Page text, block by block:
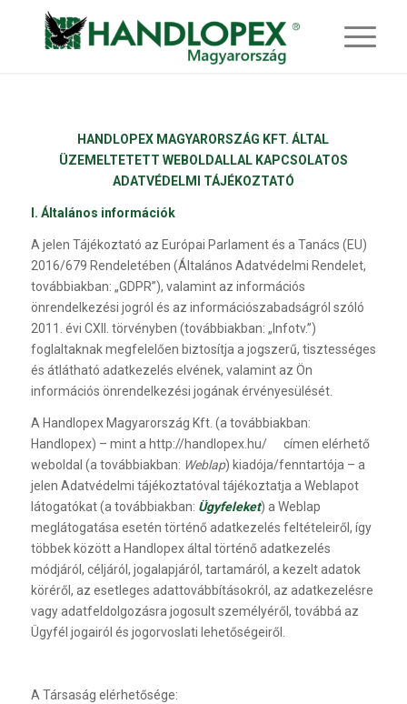
HANDLOPEX MAGYARORSZÁG KFT. ÁLTAL
ÜZEMELTETETT WEBOLDALLAL KAPCSOLATOS
ADATVÉDELMI TÁJÉKOZTATÓ
I. Általános információk
A jelen Tájékoztató az Európai Parlament és a Tanács (EU)
2016/679 Rendeletében (Általános Adatvédelmi Rendelet,
továbbiakban: „GDPR”), valamint az információs
önrendelkezési jogról és az információszabadságról szóló
2011. évi CXII. törvényben (továbbiakban: „Infotv.”)
foglaltaknak megfelelően biztosítja a jogszerű, tisztességes
és átlátható adatkezelés elvének, valamint az Ön
információs önrendelkezési jogának érvényesülését.
A Handlopex Magyarország Kft. (a továbbiakban:
Handlopex) – mint a http://handlopex.hu/ címen elérhető
weboldal (a továbbiakban: Weblap) kiadója/fenntartója – a
jelen Adatvédelmi tájékoztatóval tájékoztatja a Weblapot
látogatókat (a továbbiakban: Ügyfeleket) a Weblap
meglátogatása esetén történő adatkezelés feltételeiről, így
többek között a Handlopex által történő adatkezelés
módjáról, céljáról, jogalapjáról, tartamáról, a kezelt adatok
köréről, az esetleges adattovábbításokról, az adatkezelésre
vagy adatfeldolgozásra jogosult személyéről, továbbá az
Ügyfél jogairól és jogorvoslati lehetőségeiről.
A Társaság elérhetősége: